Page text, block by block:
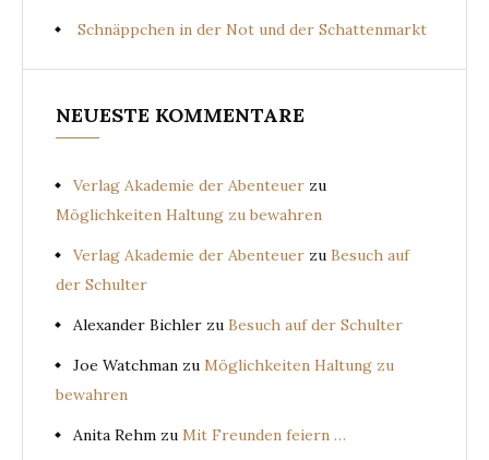
Schnäppchen in der Not und der Schattenmarkt
NEUESTE KOMMENTARE
Verlag Akademie der Abenteuer zu
Möglichkeiten Haltung zu bewahren
Verlag Akademie der Abenteuer zu Besuch auf
der Schulter
Alexander Bichler zu Besuch auf der Schulter
Joe Watchman zu Möglichkeiten Haltung zu
bewahren
Anita Rehm zu Mit Freunden feiern …